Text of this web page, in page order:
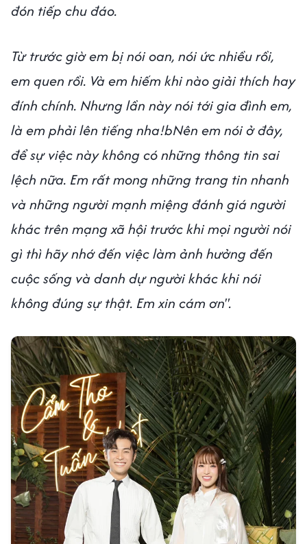
đón tiếp chu đáo.
Từ trước giờ em bị nói oan, nói ức nhiều rồi,
em quen rồi. Và em hiếm khi nào giải thích hay
đính chính. Nhưng lần này nói tới gia đình em,
là em phải lên tiếng nha!bNên em nói ở đây,
để sự việc này không có những thông tin sai
lệch nữa. Em rất mong những trang tin nhanh
và những người mạnh miệng đánh giá người
khác trên mạng xã hội trước khi mọi người nói
gì thì hãy nhớ đến việc làm ảnh hưởng đến
cuộc sống và danh dự người khác khi nói
không đúng sự thật. Em xin cám ơn".